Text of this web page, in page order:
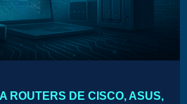
ROUTERS DE CISCO, ASUS,